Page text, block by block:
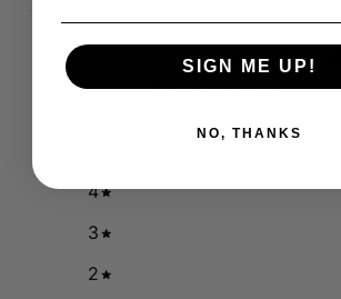
/ 50 reviews
4
3
2
SIGN ME UP!
NO, THANKS